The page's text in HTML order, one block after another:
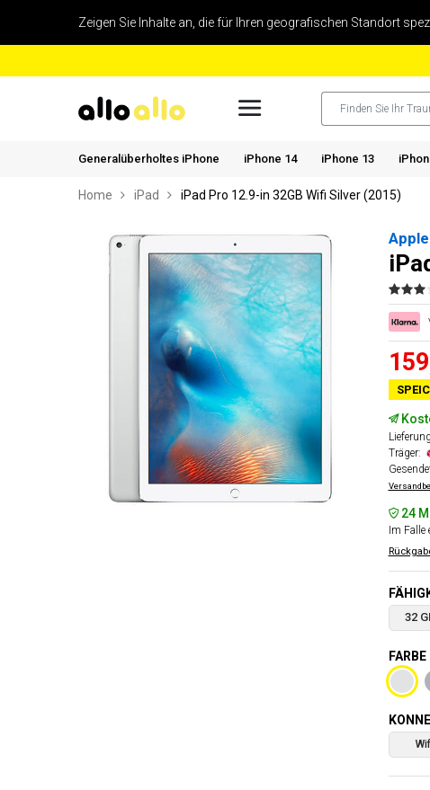
Zeigen Sie Inhalte an, die für Ihren geografischen Standort
Generalüberholtes iPhone iPhone 14 iPhone 13
Home iPad iPad Pro 12.9-in 32GB Wifi Silver (2015)
Apple
Träger:
24
Im
32